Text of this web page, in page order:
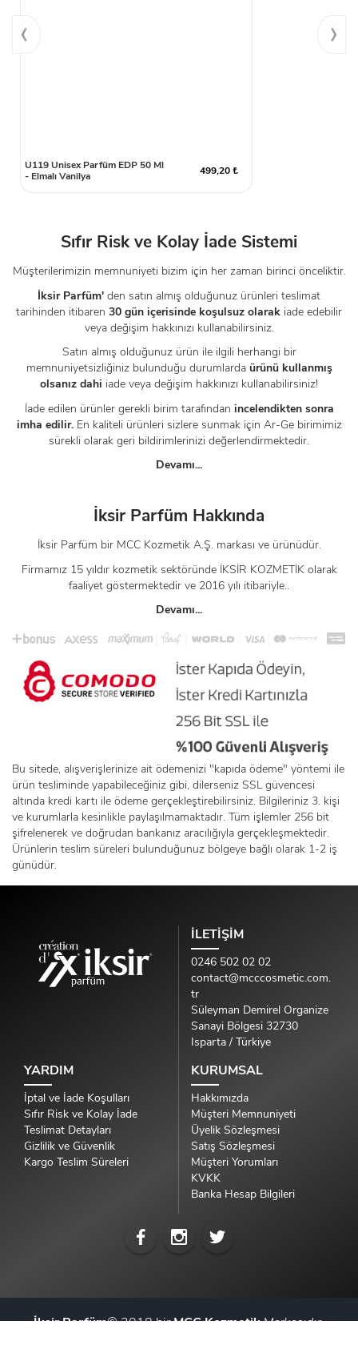
U119 Unisex Parfüm EDP 50 Ml
- Elmalı Vanilya
499,20 ₺
‹ ›
Sıfır Risk ve Kolay İade Sistemi
Müşterilerimizin memnuniyeti bizim için her zaman birinci önceliktir.
İksir Parfüm' den satın almış olduğunuz ürünleri teslimat
tarihinden itibaren 30 gün içerisinde koşulsuz olarak iade edebilir
veya değişim hakkınızı kullanabilirsiniz.
Satın almış olduğunuz ürün ile ilgili herhangi bir
memnuniyetsizliğiniz bulunduğu durumlarda ürünü kullanmış
olsanız dahi iade veya değişim hakkınızı kullanabilirsiniz!
İade edilen ürünler gerekli birim tarafından incelendikten sonra
imha edilir. En kaliteli ürünleri sizlere sunmak için Ar-Ge birimimiz
sürekli olarak geri bildirimlerinizi değerlendirmektedir.
Devamı...
İksir Parfüm Hakkında
İksir Parfüm bir MCC Kozmetik A.Ş. markası ve ürünüdür.
Firmamız 15 yıldır kozmetik sektöründe İKSİR KOZMETİK olarak
faaliyet göstermektedir ve 2016 yılı itibariyle..
Devamı...
Bu sitede, alışverişlerinize ait ödemenizi "kapıda ödeme" yöntemi ile
ürün tesliminde yapabileceğiniz gibi, dilerseniz SSL güvencesi
altında kredi kartı ile ödeme gerçekleştirebilirsiniz. Bilgileriniz 3. kişi
ve kurumlarla kesinlikle paylaşılmamaktadır. Tüm işlemler 256 bit
şifrelenerek ve doğrudan bankanız aracılığıyla gerçekleşmektedir.
Ürünlerin teslim süreleri bulunduğunuz bölgeye bağlı olarak 1-2 iş
günüdür.
İLETİŞİM
0246 502 02 02
contact@mcccosmetic.com.
tr
Süleyman Demirel Organize
Sanayi Bölgesi 32730
Isparta / Türkiye
YARDIM
İptal ve İade Koşulları
Sıfır Risk ve Kolay İade
Teslimat Detayları
Gizlilik ve Güvenlik
Kargo Teslim Süreleri
KURUMSAL
Hakkımızda
Müşteri Memnuniyeti
Üyelik Sözleşmesi
Satış Sözleşmesi
Müşteri Yorumları
KVKK
Banka Hesap Bilgileri
İksir Parfüm© 2018 birMCC KozmetikMarkasıdır.